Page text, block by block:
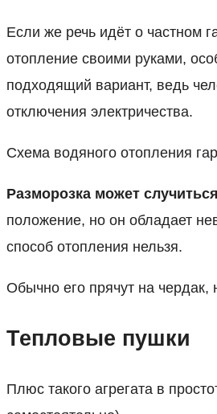
Если же речь идёт о частном
отопление своими руками,
подходящий вариант, ведь
отключения электричества.
Схема водяного отопления
Разморозка может
положение, но он обладает
способ отопления нельзя.
Обычно его прячут на чердак,
Тепловые пушки
Плюс такого агрегата в